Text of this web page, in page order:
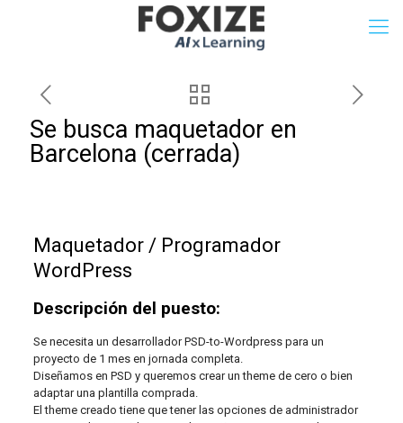
Se busca maquetador en
Barcelona (cerrada)
Maquetador / Programador
WordPress
Descripción del puesto:
Se necesita un desarrollador PSD-to-Wordpress para un
proyecto de 1 mes en jornada completa.
Diseñamos en PSD y queremos crear un theme de cero o bien
adaptar una plantilla comprada.
El theme creado tiene que tener las opciones de administrador